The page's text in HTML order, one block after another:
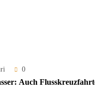
0
Auch